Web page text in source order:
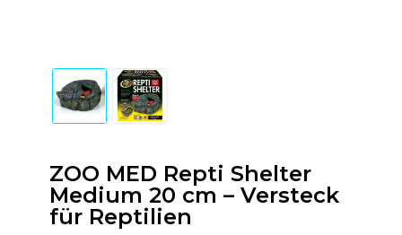
ZOO MED Repti Shelter
Medium 20 cm – Versteck
für Reptilien